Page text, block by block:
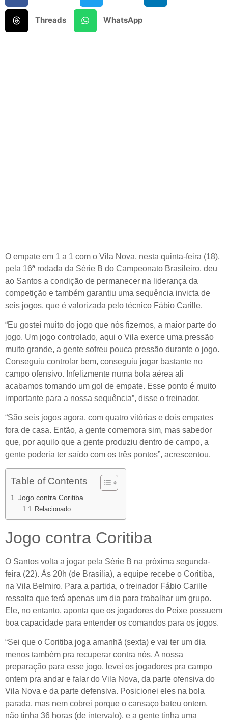
Threads WhatsApp
O empate em 1 a 1 com o Vila Nova, nesta quinta-feira (18),
pela 16ª rodada da Série B do Campeonato Brasileiro, deu
ao Santos a condição de permanecer na liderança da
competição e também garantiu uma sequência invicta de
seis jogos, que é valorizada pelo técnico Fábio Carille.
“Eu gostei muito do jogo que nós fizemos, a maior parte do
jogo. Um jogo controlado, aqui o Vila exerce uma pressão
muito grande, a gente sofreu pouca pressão durante o jogo.
Conseguiu controlar bem, conseguiu jogar bastante no
campo ofensivo. Infelizmente numa bola aérea ali
acabamos tomando um gol de empate. Esse ponto é muito
importante para a nossa sequência”, disse o treinador.
“São seis jogos agora, com quatro vitórias e dois empates
fora de casa. Então, a gente comemora sim, mas sabedor
que, por aquilo que a gente produziu dentro de campo, a
gente poderia ter saído com os três pontos”, acrescentou.
Table of Contents
Jogo contra Coritiba
Relacionado
Jogo contra Coritiba
O Santos volta a jogar pela Série B na próxima segunda-
feira (22). Às 20h (de Brasília), a equipe recebe o Coritiba,
na Vila Belmiro. Para a partida, o treinador Fábio Carille
ressalta que terá apenas um dia para trabalhar um grupo.
Ele, no entanto, aponta que os jogadores do Peixe possuem
boa capacidade para entender os comandos para os jogos.
“Sei que o Coritiba joga amanhã (sexta) e vai ter um dia
menos também pra recuperar contra nós. A nossa
preparação para esse jogo, levei os jogadores pra campo
ontem pra andar e falar do Vila Nova, da parte ofensiva do
Vila Nova e da parte defensiva. Posicionei eles na bola
parada, mas nem cobrei porque o cansaço bateu ontem,
não tinha 36 horas (de intervalo), e a gente tinha uma